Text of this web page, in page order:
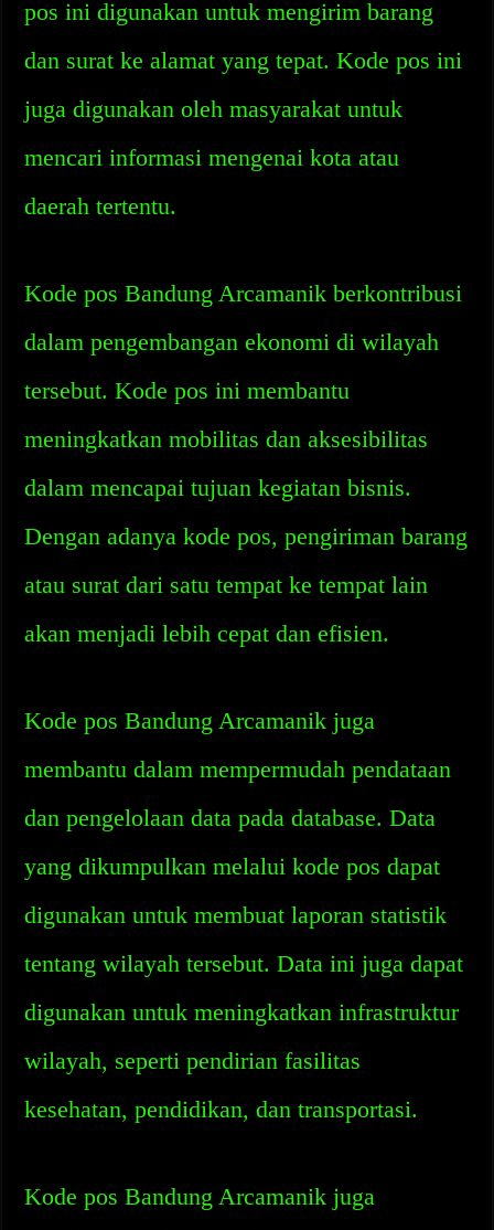
pos ini digunakan untuk mengirim barang
dan surat ke alamat yang tepat. Kode pos ini
juga digunakan oleh masyarakat untuk
mencari informasi mengenai kota atau
daerah tertentu.
Kode pos Bandung Arcamanik berkontribusi
dalam pengembangan ekonomi di wilayah
tersebut. Kode pos ini membantu
meningkatkan mobilitas dan aksesibilitas
dalam mencapai tujuan kegiatan bisnis.
Dengan adanya kode pos, pengiriman barang
atau surat dari satu tempat ke tempat lain
akan menjadi lebih cepat dan efisien.
Kode pos Bandung Arcamanik juga
membantu dalam mempermudah pendataan
dan pengelolaan data pada database. Data
yang dikumpulkan melalui kode pos dapat
digunakan untuk membuat laporan statistik
tentang wilayah tersebut. Data ini juga dapat
digunakan untuk meningkatkan infrastruktur
wilayah, seperti pendirian fasilitas
kesehatan, pendidikan, dan transportasi.
Kode pos Bandung Arcamanik juga